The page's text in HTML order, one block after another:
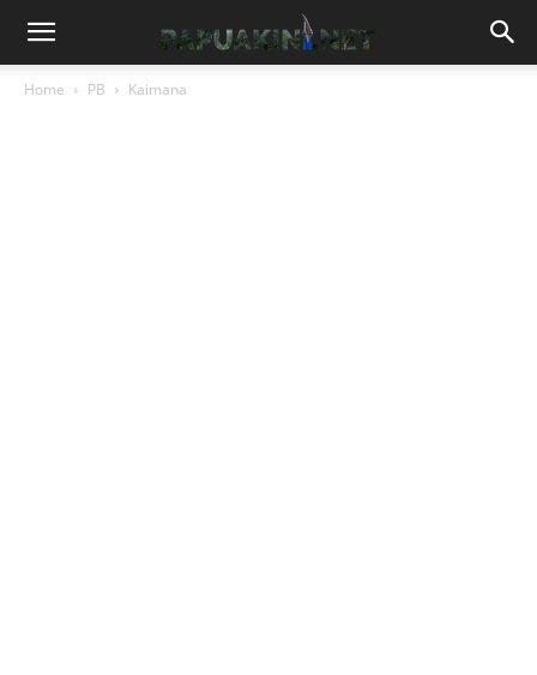
Home PB Kaimana